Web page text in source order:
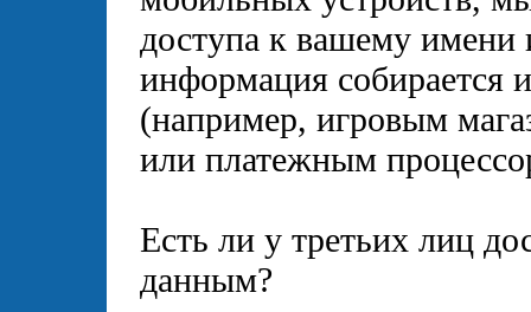
доступа к вашему
информация собирается
(например, игровым
или платежным
Есть ли у третьих лиц
данным?